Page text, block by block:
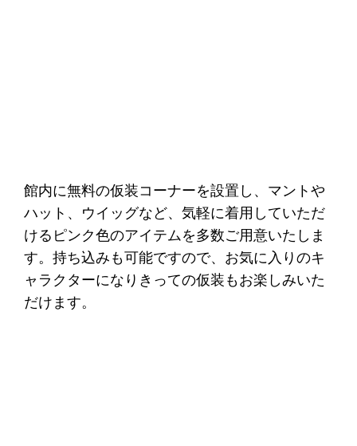
館内に無料の仮装コーナーを設置し、マントや
ハット、ウイッグなど、気軽に着用していただ
けるピンク色のアイテムを多数ご用意いたしま
す。持ち込みも可能ですので、お気に入りのキ
ャラクターになりきっての仮装もお楽しみいた
だけます。